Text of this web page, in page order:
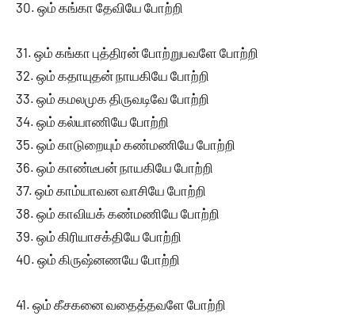
30. ஒம் கங்கா தேவியே போற்றி
31. ஒம் கங்கா புத்திரன் போற்றுபவளே போற்றி
32. ஒம் கதாயுதன் நாயகியே போற்றி
33. ஒம் கமலமுக திருவடிவே போற்றி
34. ஒம் கல்யாணியே போற்றி
35. ஒம் காடுறையும் கண்மணியே போற்றி
36. ஒம் காண்டீபன் நாயகியே போற்றி
37. ஒம் காம்யாவன வாசியே போற்றி
38. ஒம் காவியக் கண்மணியே போற்றி
39. ஒம் கிரியாசக்தியே போற்றி
40. ஒம் கிருஷ்னணயே போற்றி
41. ஒம் கீசகனை வதைத்தவளே போற்றி